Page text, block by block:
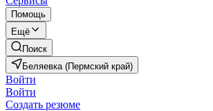
Помощь
Ещё
Поиск
Беляевка (Пермский край)
Войти
Войти
Создать резюме